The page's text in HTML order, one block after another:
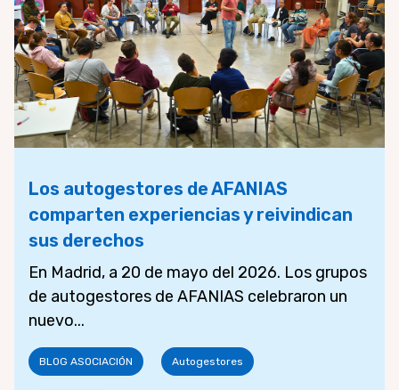
Los autogestores de AFANIAS
comparten experiencias y reivindican
sus derechos
En Madrid, a 20 de mayo del 2026. Los grupos
de autogestores de AFANIAS celebraron un
nuevo...
BLOG ASOCIACIÓN Autogestores